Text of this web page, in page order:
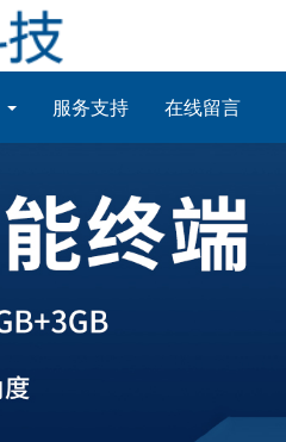
服务支持 在线留言